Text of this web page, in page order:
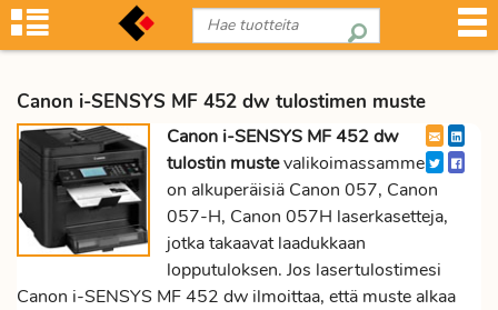
Canon i-SENSYS MF 452 dw tulostimen muste
Canon i-SENSYS MF 452 dw
tulostin mustevalikoimassamme
on alkuperäisiä Canon 057, Canon
057-H, Canon 057H laserkasetteja,
jotka takaavat laadukkaan
lopputuloksen. Jos lasertulostimesi
Canon i-SENSYS MF 452 dw ilmoittaa, että muste alkaa